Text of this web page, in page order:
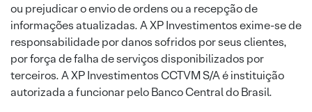
ou prejudicar o envio de ordens ou a recepção de
informações atualizadas. A XP Investimentos exime-se de
responsabilidade por danos sofridos por seus clientes,
por força de falha de serviços disponibilizados por
terceiros. A XP Investimentos CCTVM S/A é instituição
autorizada a funcionar pelo Banco Central do Brasil.